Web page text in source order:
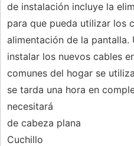
de instalación incluye la
para que pueda utilizar los
alimentación de la pantalla.
instalar los nuevos cables
comunes del hogar se
se tarda una hora en
necesitará
de cabeza plana
Cuchillo